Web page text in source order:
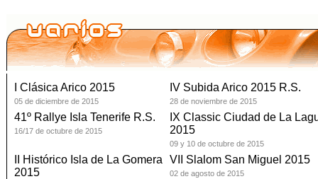
I Clásica Arico 2015
05 de diciembre de 2015
IV Subida Arico 2015 R.S.
28 de noviembre de 2015
41º Rallye Isla Tenerife R.S.
16/17 de octubre de 2015
IX Classic Ciudad de La
2015
09 y 10 de octubre de 2015
II Histórico Isla de La Gomera
2015
VII Slalom San Miguel 2015
02 de agosto de 2015